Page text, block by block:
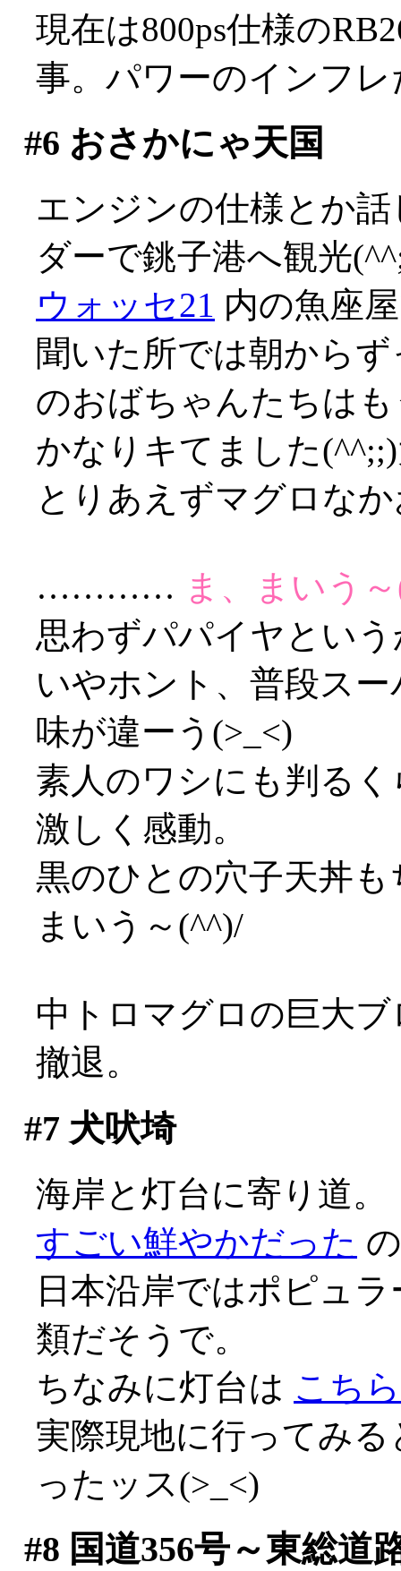
現在は800ps仕様の
事。パワーのインフレ
#6 おさかにゃ天国
エンジンの仕様とか
ダーで銚子港へ観光
ウォッセ21 内の魚座
聞いた所では朝から
のおばちゃんたちは
かなりキてました
とりあえずマグロな
………… ま、まいう
思わずパパイヤとい
いやホント、普段ス
味が違ーう(>_<)
素人のワシにも判る
激しく感動。
黒のひとの穴子天丼
まいう～(^^)/
中トロマグロの巨大
撤退。
#7 犬吠埼
海岸と灯台に寄り道。
すごい鮮やかだった
日本沿岸ではポピュ
類だそうで。
ちなみに灯台は こち
実際現地に行ってみ
ったッス(>_<)
#8 国道356号～東総道